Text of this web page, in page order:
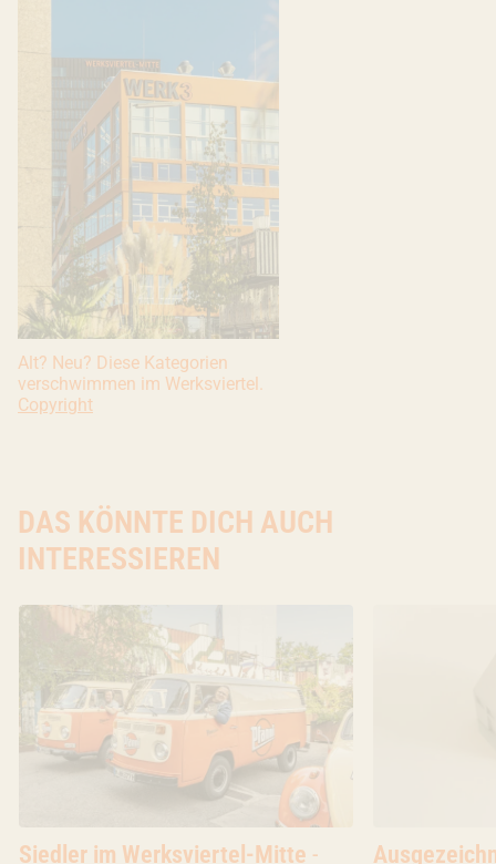
Alt? Neu? Diese Kategorien
verschwimmen im Werksviertel.
Copyright: Copyright Ivana Bilz, 2020. All rights reserved.
Copyright
DAS KÖNNTE DICH AUCH
INTERESSIEREN
Blog
Siedler im Werksviertel-Mitte - Blog